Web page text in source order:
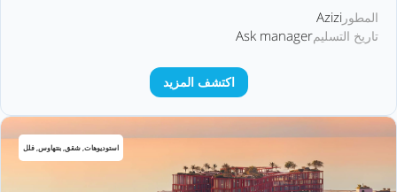
المطور Azizi
تاريخ التسليمAsk manager
اكتشف المزيد
استوديوهات, شقق, بنتهاوس, فلل